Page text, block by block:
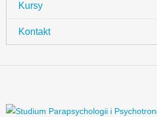
Kursy
Kontakt